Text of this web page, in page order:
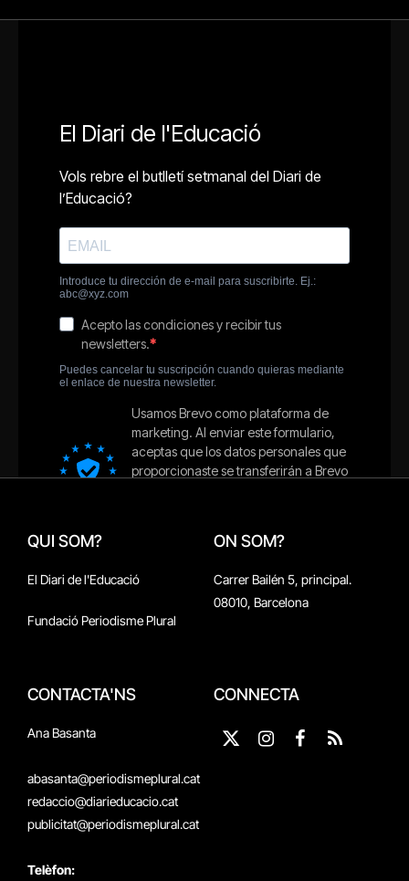
QUI SOM?
El Diari de l'Educació
Fundació Periodisme Plural
ON SOM?
Carrer Bailén 5, principal.
08010, Barcelona
CONTACTA'NS
Ana Basanta
abasanta@periodismeplural.cat
redaccio@diarieducacio.cat
publicitat@periodismeplural.cat
Telèfon:
CONNECTA
X
InstagramFacebook
RSS